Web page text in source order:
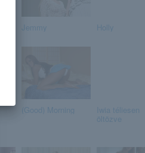
Jemmy Holly
(Good) Morning Iwia téliesen
öltözve